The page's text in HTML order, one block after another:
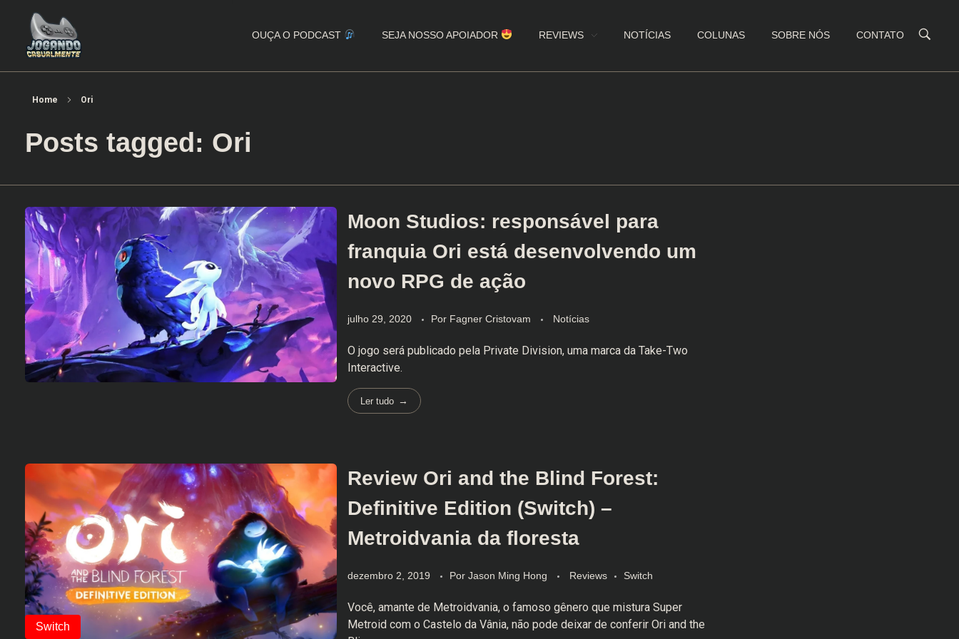
OUÇA O PODCAST SEJA NOSSO APOIADOR REVIEWS NOTÍCIAS COLUNAS SOBRE NÓS CONTATO
Home Ori
Posts tagged: Ori
Moon Studios: responsável para
franquia Ori está desenvolvendo um
novo RPG de ação
julho 29, 2020 Por Fagner Cristovam Notícias
O jogo será publicado pela Private Division, uma marca da Take-Two
Interactive.
Ler tudo
Review Ori and the Blind Forest:
Definitive Edition (Switch) –
Metroidvania da floresta
dezembro 2, 2019 Por Jason Ming Hong Reviews Switch
Você, amante de Metroidvania, o famoso gênero que mistura Super
Metroid com o Castelo da Vânia, não pode deixar de conferir Ori and the